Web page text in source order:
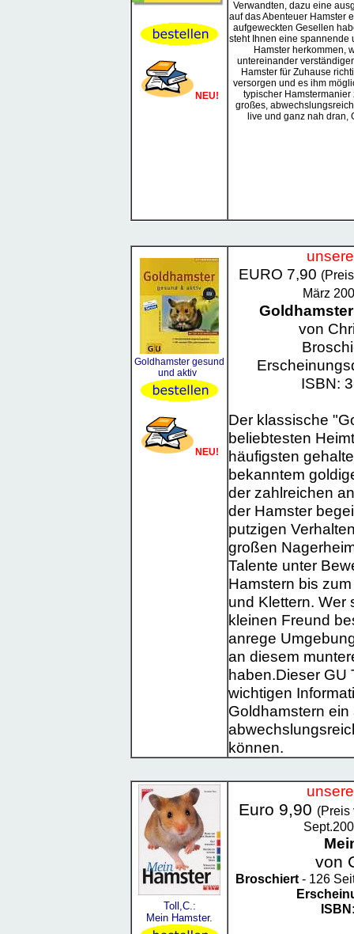
NEU!
Verwandten, dazu eine
auf das Abenteuer Hamster
aufgeweckten Gesellen
steht Ihnen eine spannende
Hamster herkommen,
untereinander
Hamster für Zuhause
versorgen und es ihm
typischer
großes,
live und ganz nah dran,
Goldhamster gesund
und aktiv
NEU!
EURO 7,90
März
von
ISBN:
Der klassische
beliebtesten
häufigsten
bekanntem
der zahlreichen
der Hamster
putzigen
großen
Talente unter
Hamstern bis
und Klettern. Wer
kleinen Freund
anrege
an diesem
haben.Dieser GU
wichtigen
Goldhamstern
können.
Toll,C.:
Mein Hamster.
Euro 9,90 (Preis
von
Broschiert - 126